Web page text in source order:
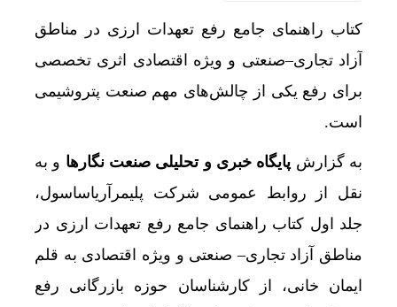
کتاب راهنمای جامع رفع تعهدات ارزی در مناطق
آزاد تجاری–صنعتی و ویژه اقتصادی اثری تخصصی
برای رفع یکی از چالش‌های مهم صنعت پتروشیمی
است.
به گزارش پایگاه خبری و تحلیلی صنعت نگارها و به
نقل از روابط عمومی شرکت پلیمرآریاساسول،
جلد اول کتاب راهنمای جامع رفع تعهدات ارزی در
مناطق آزاد تجاری– صنعتی و ویژه اقتصادی به قلم
ایمان خانی، از کارشناسان حوزه بازرگانی رفع